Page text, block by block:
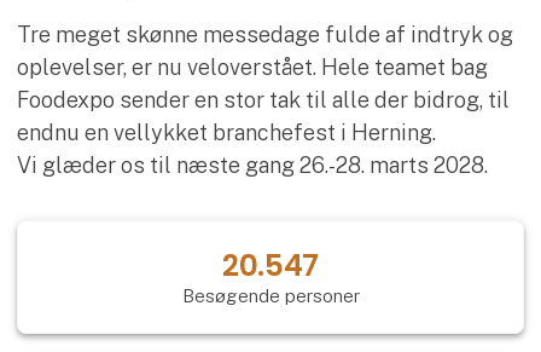
Tre meget skønne messedage fulde af indtryk og
oplevelser, er nu veloverstået. Hele teamet bag
Foodexpo sender en stor tak til alle der bidrog, til
endnu en vellykket branchefest i Herning.
Vi glæder os til næste gang 26.-28. marts 2028.
20.547
Besøgende personer